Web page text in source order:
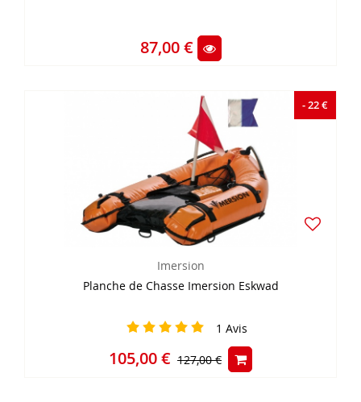
87,00 €
- 22 €
Imersion
Planche de Chasse Imersion Eskwad
1 Avis
105,00 € 127,00 €